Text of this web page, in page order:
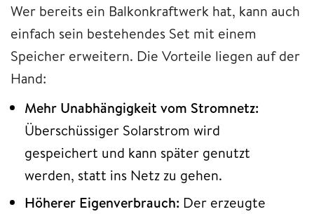
Wer bereits ein Balkonkraftwerk hat, kann auch
einfach sein bestehendes Set mit einem
Speicher erweitern. Die Vorteile liegen auf der
Hand:
Mehr Unabhängigkeit vom Stromnetz:
Überschüssiger Solarstrom wird
gespeichert und kann später genutzt
werden, statt ins Netz zu gehen.
Höherer Eigenverbrauch: Der erzeugte